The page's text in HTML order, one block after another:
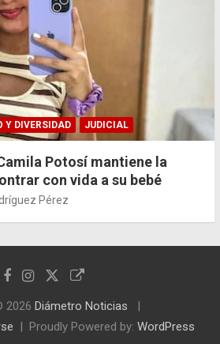
Y DIVERSIDAD JUDICIAL
Potosí mantiene la
con vida a su bebé
Pérez
2026 Diámetro Noticias
Proudly Powered by: WordPress